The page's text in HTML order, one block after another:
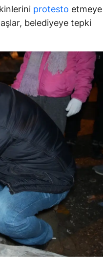
protesto etmeye
belediyeye tepki